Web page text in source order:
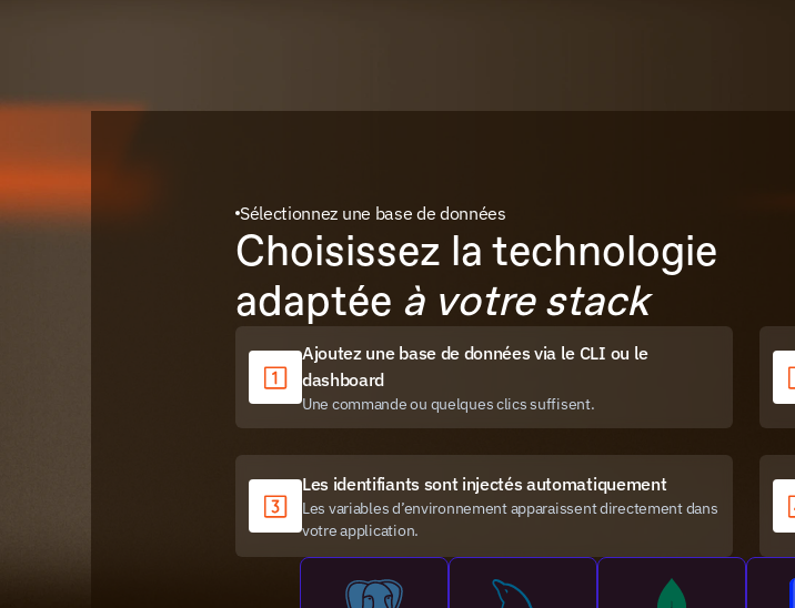
Sélectionnez une base de données
Choisissez la technologie
adaptée à votre stack
Ajoutez une base de données via le CLI ou le
dashboard
Une commande ou quelques clics suffisent.
Les identifiants sont injectés automatiquement
Les variables d’environnement apparaissent directement dans
votre application.